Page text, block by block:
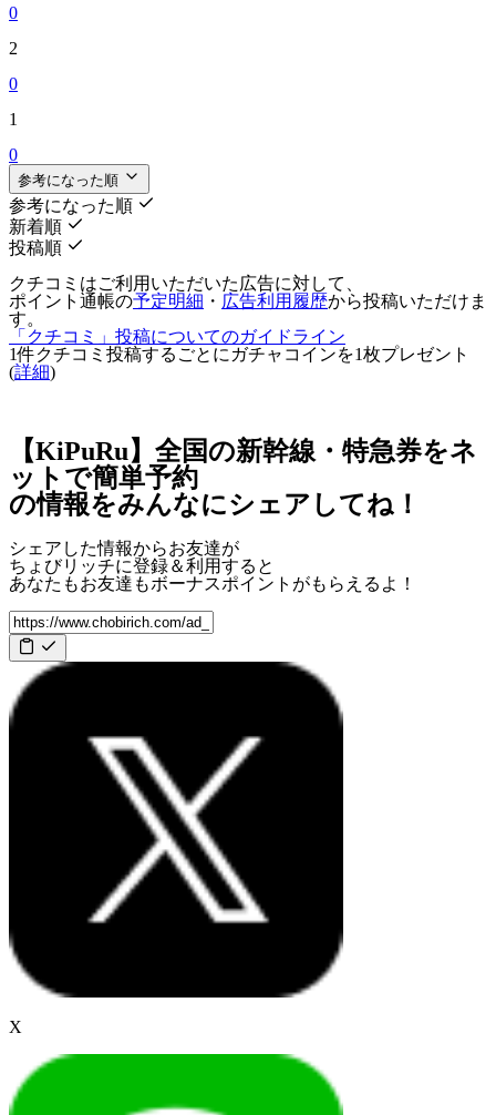
0
2
0
1
0
参考になった順
参考になった順
新着順
投稿順
クチコミはご利用いただいた広告に対して、
ポイント通帳の予定明細 ・ 広告利用履歴から投稿いただけま
す。
「クチコミ」投稿についてのガイドライン
1件クチコミ投稿するごとに ガチャコインを1枚プレゼント
(詳細)
【KiPuRu】全国の新幹線・特急券をネ
ットで簡単予約
の情報をみんなにシェアしてね！
シェアした情報からお友達が
ちょびリッチに登録＆利用すると
あなたもお友達もボーナスポイント がもらえるよ！
X